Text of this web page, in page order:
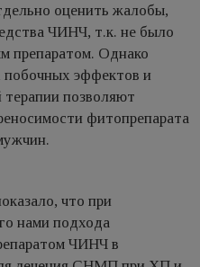
оценить жалобы,
ЧИНЧ, т.к. не было
препаратом. Однако
побочных эффектов и
терапии позволяют
фитопрепарата
что при
нами подхода
ЧИНЧ в